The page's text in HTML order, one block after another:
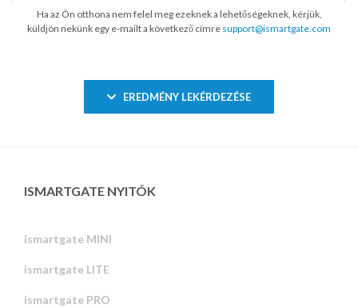
Ha az Ön otthona nem felel meg ezeknek a lehetőségeknek, kérjük,
küldjön nekünk egy e-mailt a következő címre support@ismartgate.com
EREDMÉNY LEKÉRDEZÉSE
ISMARTGATE NYITÓK
ismartgate MINI
ismartgate LITE
ismartgate PRO